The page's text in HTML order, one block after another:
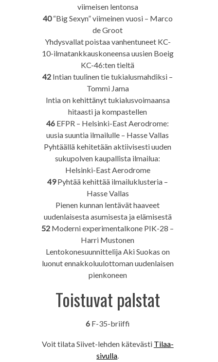
viimeisen lentonsa
40“Big Sexyn” viimeinen vuosi – Marco
de Groot
Yhdysvallat poistaa vanhentuneet KC-
10-ilmatankkauskoneensa uusien Boeig
KC-46:ten tieltä
42 Intian tuulinen tie tukialusmahdiksi –
Tommi Jama
Intia on kehittänyt tukialusvoimaansa
hitaasti ja kompastellen
46 EFPR – Helsinki-East Aerodrome:
uusia suuntia ilmailulle – Hasse Vallas
Pyhtäällä kehitetään aktiivisesti uuden
sukupolven kaupallista ilmailua:
Helsinki-East Aerodrome
49Pyhtää kehittää ilmailuklusteria –
Hasse Vallas
Pienen kunnan lentävät haaveet
uudenlaisesta asumisesta ja elämisestä
52 Moderni experimentalkone PIK-28 –
Harri Mustonen
Lentokonesuunnittelija Aki Suokas on
luonut ennakkoluulottoman uudenlaisen
pienkoneen
Toistuvat palstat
6F-35-briiffi
Voit tilata Siivet-lehden kätevästi Tilaa-
sivulla